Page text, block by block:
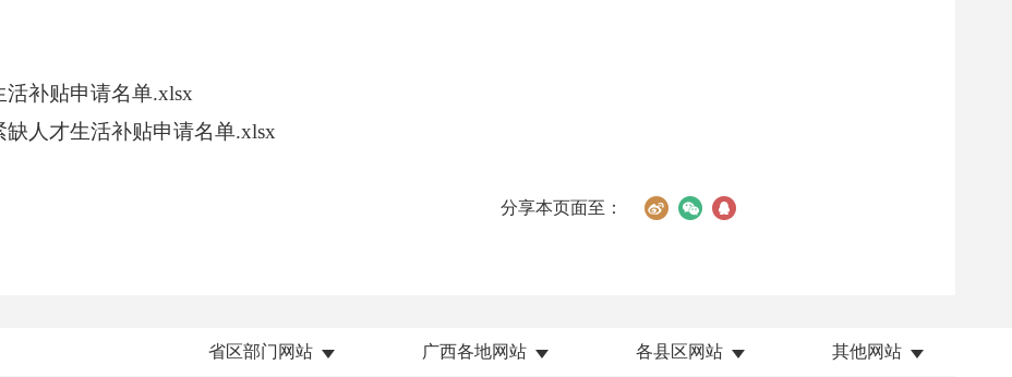
补贴申请名单.xlsx
人才生活补贴申请名单.xlsx
分享本页面至：
省区部门网站 广西各地网站 各县区网站 其他网站